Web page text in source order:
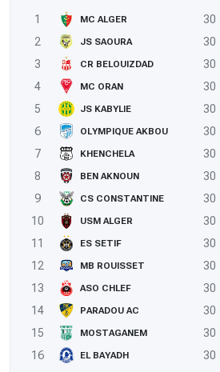
1 MC ALGER 30
2
JS SAOURA 30
3
CR BELOUIZDAD 30
4
MC ORAN 30
5
JS KABYLIE 30
6
OLYMPIQUE AKBOU 30
7
KHENCHELA 30
8
BEN AKNOUN 30
9
CS CONSTANTINE 30
10
USM ALGER 30
11
ES SETIF 30
12
MB ROUISSET 30
13
ASO CHLEF 30
14
PARADOU AC 30
15
MOSTAGANEM 30
16
EL BAYADH 30